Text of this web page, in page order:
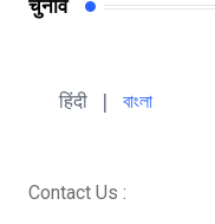
चुनाव
हिंदी | বাংলা
Contact Us :